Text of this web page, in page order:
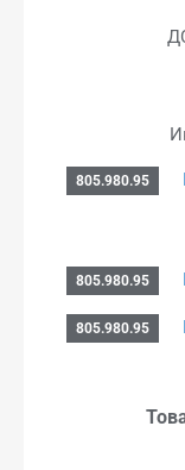
805.980.95
805.980.95
805.980.95